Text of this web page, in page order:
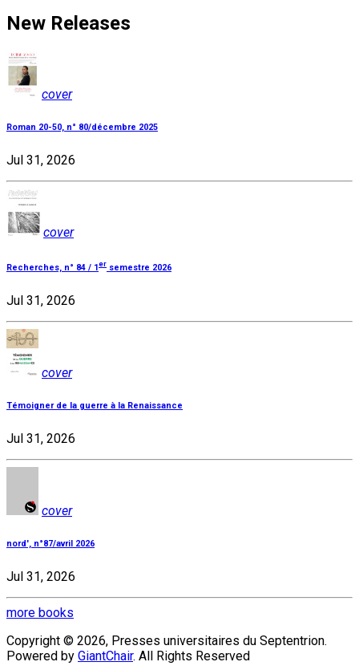
New Releases
cover
Roman 20-50, n° 80/décembre 2025
Jul 31, 2026
cover
Recherches, n° 84 / 1er semestre 2026
Jul 31, 2026
cover
Témoigner de la guerre à la Renaissance
Jul 31, 2026
cover
nord', n°87/avril 2026
Jul 31, 2026
more books
Copyright © 2026, Presses universitaires du Septentrion.
Powered by GiantChair. All Rights Reserved